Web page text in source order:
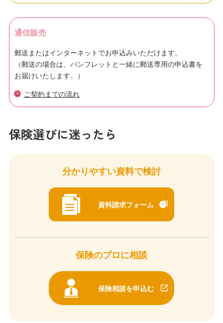
通信販売
郵送またはインターネットでお申込みいただけます。
（郵送の場合は、パンフレットと一緒に郵送専用の申込書を
お届けいたします。）
ご契約までの流れ
保険選びに迷ったら
分かりやすい資料で検討
資料請求フォーム
保険のプロに相談
保険相談を申込む